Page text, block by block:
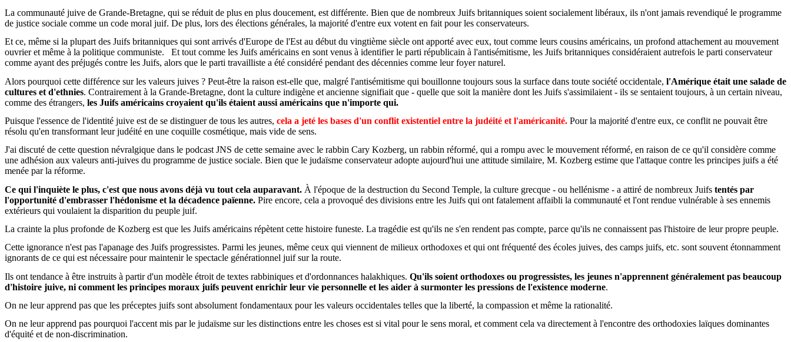
La communauté juive de Grande-Bretagne, qui se réduit de plus en plus doucement, est différente. Bien que de nombreux Juifs britanniques soient socialement libéraux, ils n'ont jamais revendiqué le programme
de justice sociale comme un code moral juif. De plus, lors des élections générales, la majorité d'entre eux votent en fait pour les conservateurs.
Et ce, même si la plupart des Juifs britanniques qui sont arrivés d'Europe de l'Est au début du vingtième siècle ont apporté avec eux, tout comme leurs cousins américains, un profond attachement au mouvement
ouvrier et même à la politique communiste.
Et tout comme les Juifs américains en sont venus à identifier le parti républicain à l'antisémitisme, les Juifs britanniques considéraient autrefois le parti conservateur
comme ayant des préjugés contre les Juifs, alors que le parti travailliste a été considéré pendant des décennies comme leur foyer naturel.
Alors pourquoi cette différence sur les valeurs juives ? Peut-être la raison est-elle que, malgré l'antisémitisme qui bouillonne toujours sous la surface dans toute société occidentale, l'Amérique était une salade de
cultures et d'ethnies. Contrairement à la Grande-Bretagne, dont la culture indigène et ancienne signifiait que - quelle que soit la manière dont les Juifs s'assimilaient - ils se sentaient toujours, à un certain niveau,
comme des étrangers, les Juifs américains croyaient qu'ils étaient aussi américains que n'importe qui.
Puisque l'essence de l'identité juive est de se distinguer de tous les autres, cela a jeté les bases d'un conflit existentiel entre la judéité et l'américanité. Pour la majorité d'entre eux, ce conflit ne pouvait être
résolu qu'en transformant leur judéité en une coquille cosmétique, mais vide de sens.
J'ai discuté de cette question névralgique dans le podcast JNS de cette semaine avec le rabbin Cary Kozberg, un rabbin réformé, qui a rompu avec le mouvement réformé, en raison de ce qu'il considère comme
une adhésion aux valeurs anti-juives du programme de justice sociale. Bien que le judaïsme conservateur adopte aujourd'hui une attitude similaire, M. Kozberg estime que l'attaque contre les principes juifs a été
menée par la réforme.
Ce qui l'inquiète le plus, c'est que nous avons déjà vu tout cela auparavant. À l'époque de la destruction du Second Temple, la culture grecque - ou hellénisme - a attiré de nombreux Juifs tentés par
l'opportunité d'embrasser l'hédonisme et la décadence païenne. Pire encore, cela a provoqué des divisions entre les Juifs qui ont fatalement affaibli la communauté et l'ont rendue vulnérable à ses ennemis
extérieurs qui voulaient la disparition du peuple juif.
La crainte la plus profonde de Kozberg est que les Juifs américains répètent cette histoire funeste. La tragédie est qu'ils ne s'en rendent pas compte, parce qu'ils ne connaissent pas l'histoire de leur propre peuple.
Cette ignorance n'est pas l'apanage des Juifs progressistes. Parmi les jeunes, même ceux qui viennent de milieux orthodoxes et qui ont fréquenté des écoles juives, des camps juifs, etc. sont souvent étonnamment
ignorants de ce qui est nécessaire pour maintenir le spectacle générationnel juif sur la route.
Ils ont tendance à être instruits à partir d'un modèle étroit de textes rabbiniques et d'ordonnances halakhiques. Qu'ils soient orthodoxes ou progressistes, les jeunes n'apprennent généralement pas beaucoup
d'histoire juive, ni comment les principes moraux juifs peuvent enrichir leur vie personnelle et les aider à surmonter les pressions de l'existence moderne.
On ne leur apprend pas que les préceptes juifs sont absolument fondamentaux pour les valeurs occidentales telles que la liberté, la compassion et même la rationalité.
On ne leur apprend pas pourquoi l'accent mis par le judaïsme sur les distinctions entre les choses est si vital pour le sens moral, et comment cela va directement à l'encontre des orthodoxies laïques dominantes
d'équité et de non-discrimination.